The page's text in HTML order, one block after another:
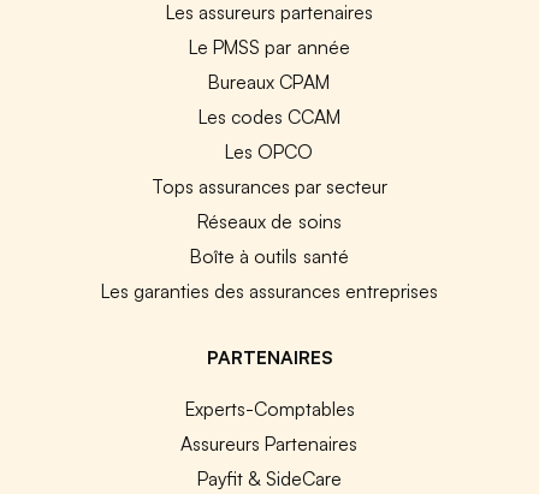
Les assureurs partenaires
Le PMSS par année
Bureaux CPAM
Les codes CCAM
Les OPCO
Tops assurances par secteur
Réseaux de soins
Boîte à outils santé
Les garanties des assurances entreprises
PARTENAIRES
Experts-Comptables
Assureurs Partenaires
Payfit & SideCare